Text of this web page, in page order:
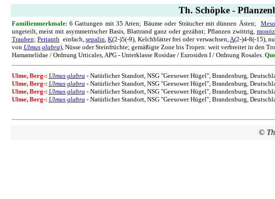
Th. Schöpke -
Familienmerkmale: 6 Gattungen mit 35 Arten; Bäume oder Sträucher mit dünnen Ästen;
ungeteilt, meist mit asymmetrischer Basis, Blattrand ganz oder gezähnt; Pflanzen zwittrig,
Trauben; Periantheinfach, sepalin,K(2-)5(-9), Kelchblätter frei oder verwachsen,A(2-)4-8(-15),
von Ulmus glabra), Nüsse oder Steinfrüchte; gemäßigte Zone bis Tropen: weit verbreitet in den
Hamamelidae / Ordnung Urticales, APG - Unterklasse Rosidae / Eurosiden I / Ordnung Rosales.
Ulme, Berg-: Ulmus glabra - Natürlicher Standort, NSG "Geesower Hügel", Brandenburg,
Ulme, Berg-: Ulmus glabra - Natürlicher Standort, NSG "Geesower Hügel", Brandenburg,
Ulme, Berg-: Ulmus glabra - Natürlicher Standort, NSG "Geesower Hügel", Brandenburg,
Ulme, Berg-: Ulmus glabra - Natürlicher Standort, NSG "Geesower Hügel", Brandenburg,
©